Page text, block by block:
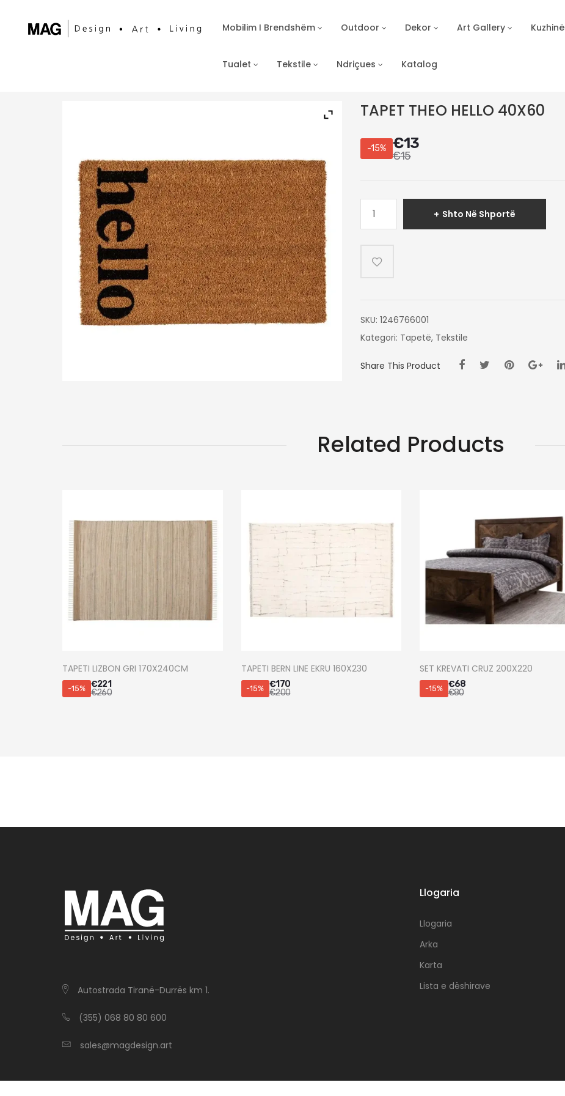
Mobilim I Brendshëm Outdoor Dekor Art Gallery Kuzhinë
Tualet Tekstile Ndriçues Katalog
TAPET THEO HELLO 40X60
-15% €13
€15
TAPET
40X60
Shto Në Shportë
SKU: 1246766001
Kategori: Tapetë, Tekstile
Share This Product
Related Products
TAPETI LIZBON GRI 170X240CM
-15% €221
€260
TAPETI BERN LINE EKRU 160X230
-15% €170
€200
SET KREVATI CRUZ 200X220
-15% €68
€80
Autostrada Tiranë-Durrës km 1.
(355) 068 80 80 600
sales@magdesign.art
Llogaria
Llogaria
Arka
Karta
Lista e dëshirave